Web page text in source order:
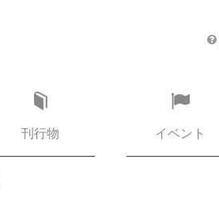
刊行物 イベント